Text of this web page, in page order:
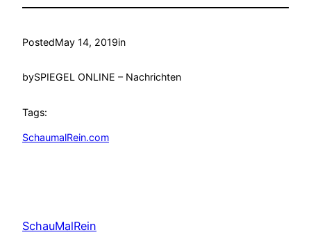
PostedMay 14, 2019in
bySPIEGEL ONLINE – Nachrichten
Tags:
SchaumalRein.com
SchauMalRein